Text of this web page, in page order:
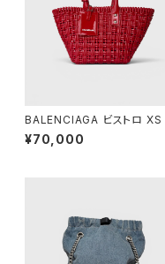
BALENCIAGA ビストロ XS
スケット レッド
¥70,000